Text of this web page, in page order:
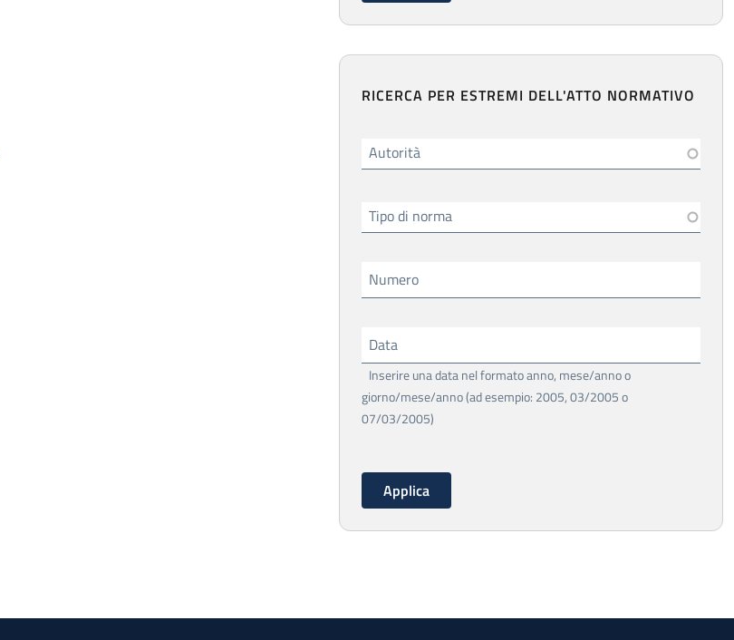
RICERCA PER ESTREMI DELL'ATTO NORMATIVO
Autorità
Tipo di norma
Numero
Data
Inserire una data nel formato anno, mese/anno o
giorno/mese/anno (ad esempio: 2005, 03/2005 o
07/03/2005)